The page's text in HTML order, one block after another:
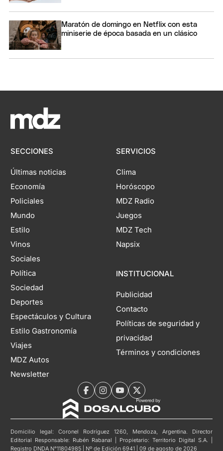
Maratón de domingo en Netflix con esta
miniserie de época basada en un clásico
SECCIONES
Últimas noticias
Economía
Policiales
Mundo
Estilo
Vinos
Sociales
Política
Sociedad
Deportes
Espectáculos y Cultura
Estilo Gastronomía
Viajes
MDZ Autos
Newsletter
SERVICIOS
Clima
Horóscopo
MDZ Radio
Juegos
MDZ Tech
Napsix
INSTITUCIONAL
Publicidad
Contacto
Políticas de seguridad y
privacidad
Términos y condiciones
Domicilio legal: Coronel Rodríguez 1260, Mendoza, Argentina. Director
Editorial Responsable: Rubén Rabanal | Propietario: Territorio Digital S.A. |
Registro DNDA N°11804985 | Nº de Edición 6941 | 09 de agosto de 2026